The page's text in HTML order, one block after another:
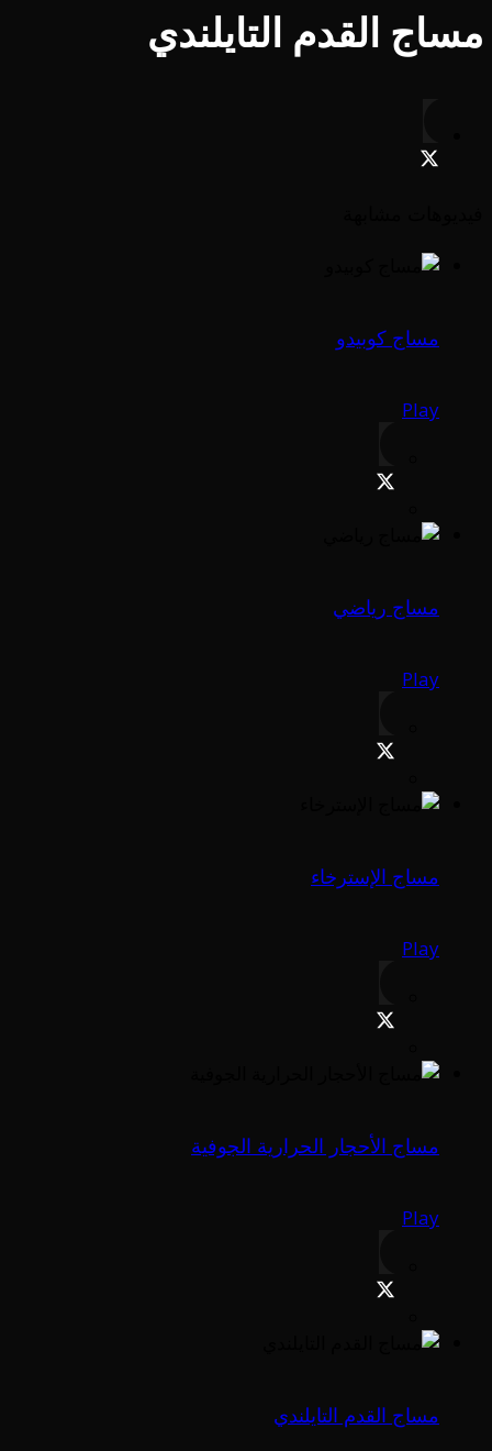
مساج القدم التايلندي
مساج كوبيدو
Play
مساج رياضي
Play
مساج الإسترخاء
Play
مساج الأحجار الحرارية الجوفية
Play
مساج القدم التايلندي